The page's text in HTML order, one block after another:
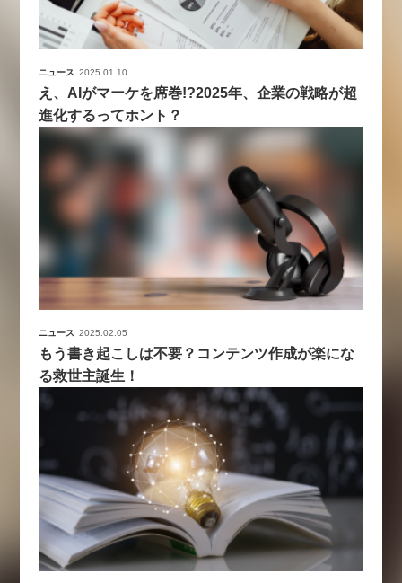
ニュース 2025.01.10
え、AIがマーケを席巻!?2025年、企業の戦略が超
進化するってホント？
ニュース 2025.02.05
もう書き起こしは不要？コンテンツ作成が楽にな
る救世主誕生！